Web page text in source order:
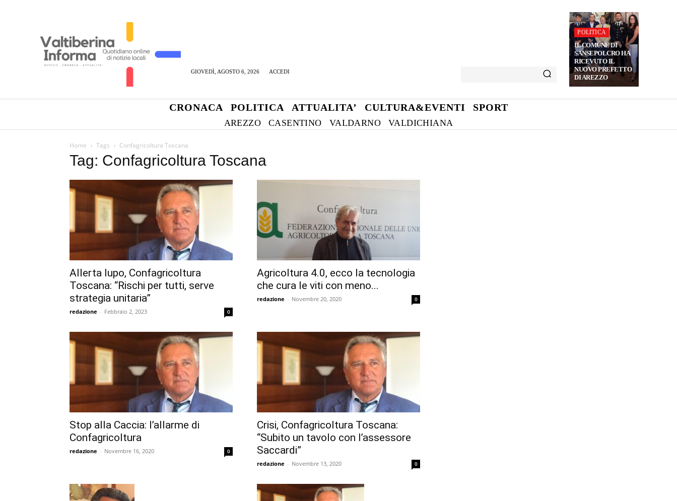
GIOVEDÌ, AGOSTO 6, 2026 ACCEDI
POLITICA
IL COMUNE DI
SANSEPOLCRO HA
RICEVUTO IL
NUOVO PREFETTO
DI AREZZO
CRONACA POLITICA ATTUALITA’ CULTURA&EVENTI SPORT
AREZZO CASENTINO VALDARNO VALDICHIANA
Home Tags Confagricoltura Toscana
Tag: Confagricoltura Toscana
Allerta lupo, Confagricoltura
Toscana: “Rischi per tutti, serve
strategia unitaria”
redazione - Febbraio 2, 2023 0
Agricoltura 4.0, ecco la tecnologia
che cura le viti con meno...
redazione - Novembre 20, 2020 0
Stop alla Caccia: l’allarme di
Confagricoltura
redazione - Novembre 16, 2020 0
Crisi, Confagricoltura Toscana:
“Subito un tavolo con l’assessore
Saccardi”
redazione - Novembre 13, 2020 0